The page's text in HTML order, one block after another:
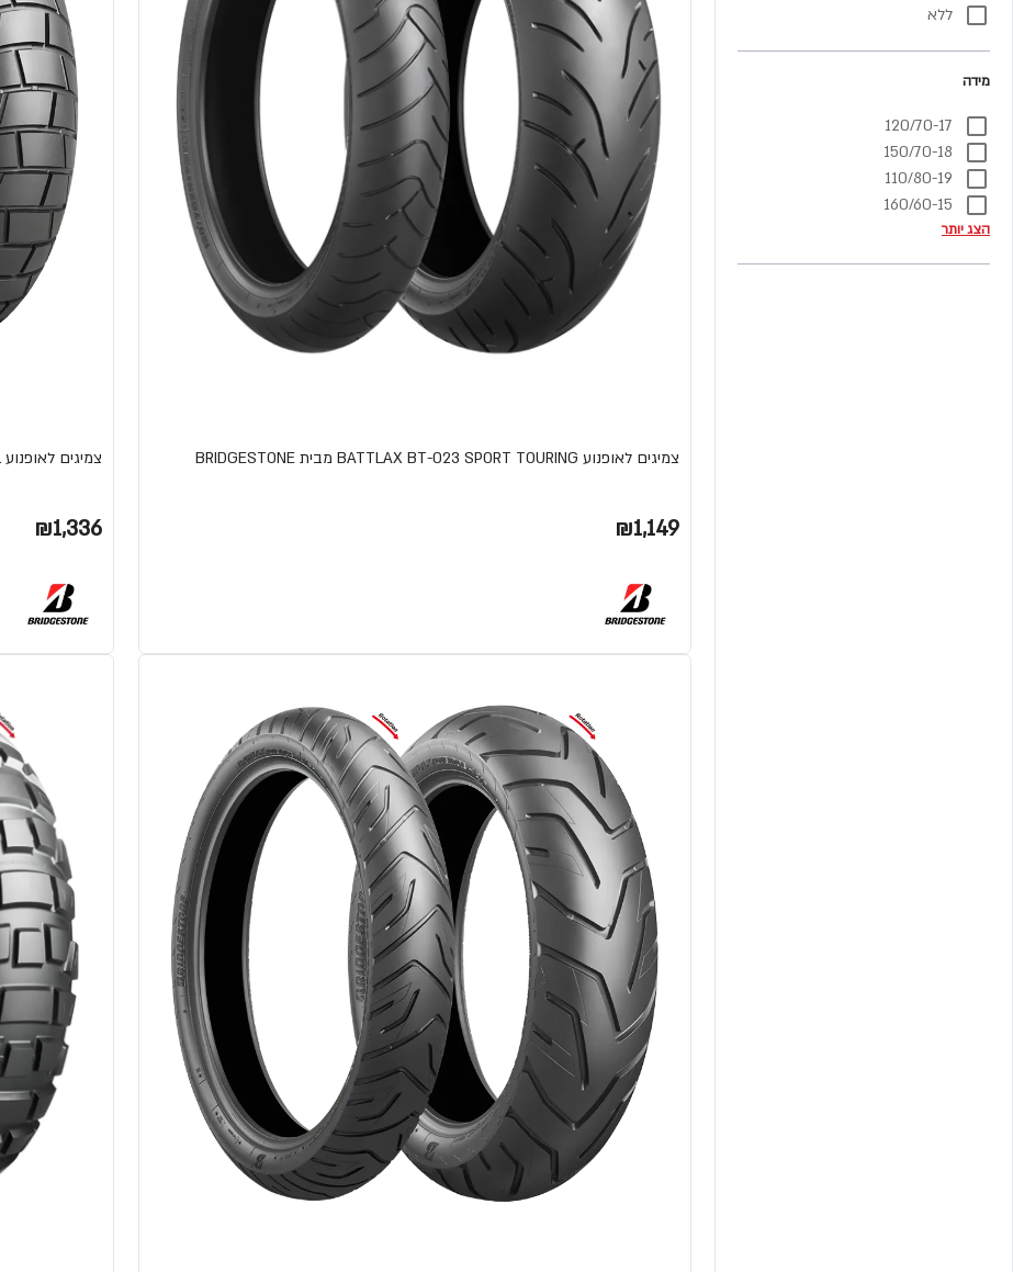
ללא
מידה
120/70-17
150/70-18
110/80-19
160/60-15
הצג יותר
צמיגים לאופנוע BATTLAX BT-023 SPORT TOURING מבית BRIDGESTONE
₪1,149
צמיגים לאופנוע AT41 BATTLAX TRAIL מבית BRIDGESTONE
₪1,336